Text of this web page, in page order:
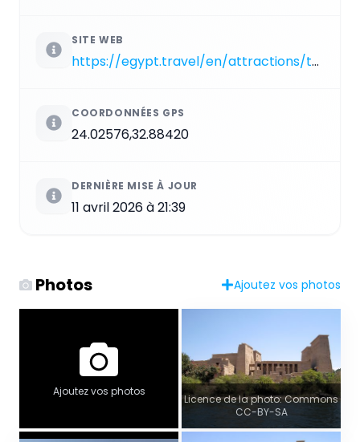
SITE WEB
https://egypt.travel/en/attractions/temple-of-philae
COORDONNÉES GPS
24.02576,32.88420
DERNIÈRE MISE À JOUR
11 avril 2026 à 21:39
Photos Ajoutez vos photos
Ajoutez vos photos
Licence de la photo: Commons
CC-BY-SA